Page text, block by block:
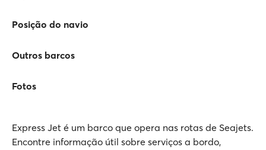
Posição do navio
Outros barcos
Fotos
Express Jet é um barco que opera nas rotas de Seajets.
Encontre informação útil sobre serviços a bordo,